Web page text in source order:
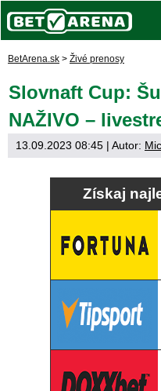
BetArena.sk > Živé prenosy
Slovnaft Cup:
NAŽIVO –
13.09.2023 08:45 | Autor:
Získaj